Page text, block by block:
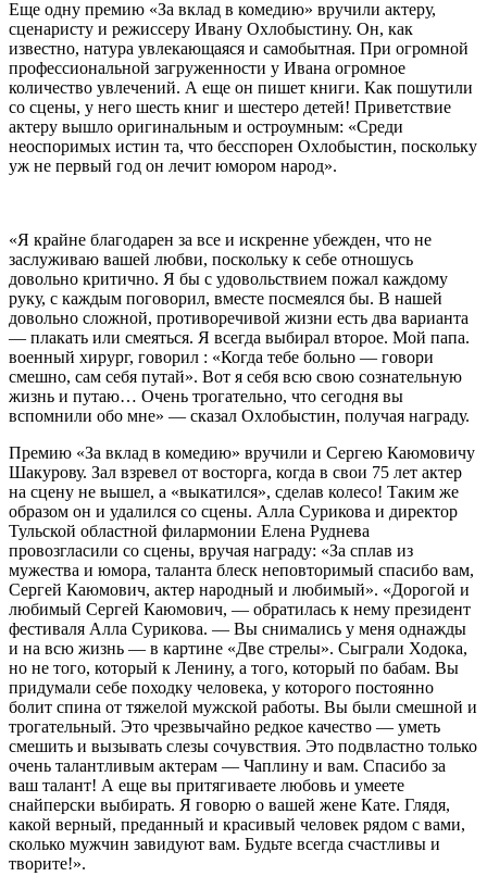
Еще одну премию «За вклад в комедию» вручили актеру,
сценаристу и режиссеру Ивану Охлобыстину. Он, как
известно, натура увлекающаяся и самобытная. При огромной
профессиональной загруженности у Ивана огромное
количество увлечений. А еще он пишет книги. Как пошутили
со сцены, у него шесть книг и шестеро детей! Приветствие
актеру вышло оригинальным и остроумным: «Среди
неоспоримых истин та, что бесспорен Охлобыстин, поскольку
уж не первый год он лечит юмором народ».
«Я крайне благодарен за все и искренне убежден, что не
заслуживаю вашей любви, поскольку к себе отношусь
довольно критично. Я бы с удовольствием пожал каждому
руку, с каждым поговорил, вместе посмеялся бы. В нашей
довольно сложной, противоречивой жизни есть два варианта
— плакать или смеяться. Я всегда выбирал второе. Мой папа.
военный хирург, говорил : «Когда тебе больно — говори
смешно, сам себя путай». Вот я себя всю свою сознательную
жизнь и путаю… Очень трогательно, что сегодня вы
вспомнили обо мне» — сказал Охлобыстин, получая награду.
Премию «За вклад в комедию» вручили и Сергею Каюмовичу
Шакурову. Зал взревел от восторга, когда в свои 75 лет актер
на сцену не вышел, а «выкатился», сделав колесо! Таким же
образом он и удалился со сцены. Алла Сурикова и директор
Тульской областной филармонии Елена Руднева
провозгласили со сцены, вручая награду: «За сплав из
мужества и юмора, таланта блеск неповторимый спасибо вам,
Сергей Каюмович, актер народный и любимый». «Дорогой и
любимый Сергей Каюмович, — обратилась к нему президент
фестиваля Алла Сурикова. — Вы снимались у меня однажды
и на всю жизнь — в картине «Две стрелы». Сыграли Ходока,
но не того, который к Ленину, а того, который по бабам. Вы
придумали себе походку человека, у которого постоянно
болит спина от тяжелой мужской работы. Вы были смешной и
трогательный. Это чрезвычайно редкое качество — уметь
смешить и вызывать слезы сочувствия. Это подвластно только
очень талантливым актерам — Чаплину и вам. Спасибо за
ваш талант! А еще вы притягиваете любовь и умеете
снайперски выбирать. Я говорю о вашей жене Кате. Глядя,
какой верный, преданный и красивый человек рядом с вами,
сколько мужчин завидуют вам. Будьте всегда счастливы и
творите!».